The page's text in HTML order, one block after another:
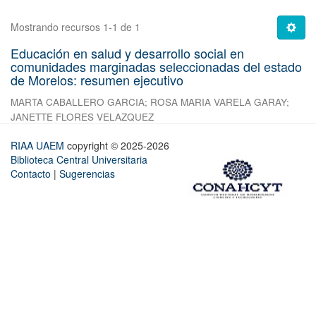
Mostrando recursos 1-1 de 1
Educación en salud y desarrollo social en
comunidades marginadas seleccionadas del estado
de Morelos: resumen ejecutivo
MARTA CABALLERO GARCIA; ROSA MARIA VARELA GARAY;
JANETTE FLORES VELAZQUEZ
RIAA UAEM copyright © 2025-2026
Biblioteca Central Universitaria
Contacto | Sugerencias